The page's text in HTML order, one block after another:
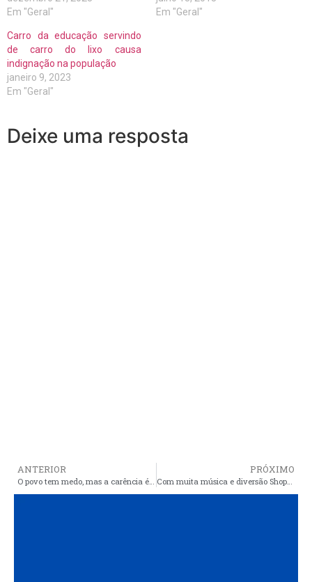
Em "Geral"
Em "Geral"
Carro da educação servindo
de carro do lixo causa
indignação na população
janeiro 9, 2023
Em "Geral"
Deixe uma resposta
ANTERIOR PRÓXIMO
Com muita música e diversão Shopping da Criança de São Luís encerra campanha do setembro Amarelo